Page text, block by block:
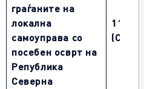
граѓаните на
локална
самоуправа со
посебен осврт на
Република
Северна
11